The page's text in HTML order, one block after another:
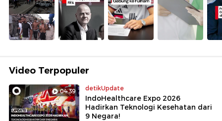
Video Terpopuler
04:39 detikUpdate
IndoHealthcare Expo 2026
Hadirkan Teknologi Kesehatan dari
9 Negara!